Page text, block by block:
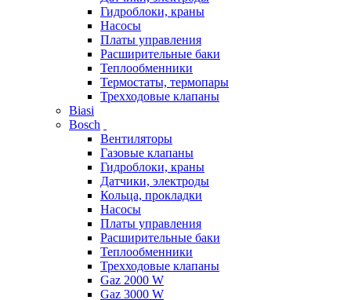
Гидроблоки, краны
Насосы
Платы управления
Расширительные баки
Теплообменники
Термостаты, термопары
Трехходовые клапаны
Biasi
Bosch
Вентиляторы
Газовые клапаны
Гидроблоки, краны
Датчики, электроды
Кольца, прокладки
Насосы
Платы управления
Расширительные баки
Теплообменники
Трехходовые клапаны
Gaz 2000 W
Gaz 3000 W